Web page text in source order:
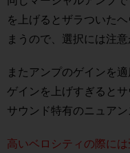
を上げるとザラついた
まうので、選択には注意
またアンプのゲインを
ゲインを上げすぎると
サウンド特有のニュア
高いベロシティの際に